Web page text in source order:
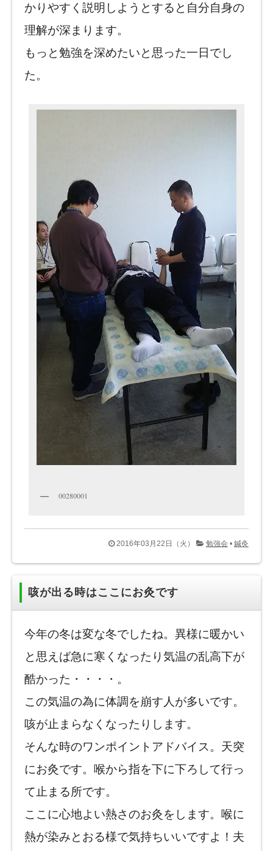
かりやすく説明しようとすると自分自身の
理解が深まります。
もっと勉強を深めたいと思った一日でし
た。
00280001
2016年03月22日（火） 勉強会 • 鍼灸
咳が出る時はここにお灸です
今年の冬は変な冬でしたね。異様に暖かい
と思えば急に寒くなったり気温の乱高下が
酷かった・・・・。
この気温の為に体調を崩す人が多いです。
咳が止まらなくなったりします。
そんな時のワンポイントアドバイス。天突
にお灸です。喉から指を下に下ろして行っ
て止まる所です。
ここに心地よい熱さのお灸をします。喉に
熱が染みとおる様で気持ちいいですよ！夫